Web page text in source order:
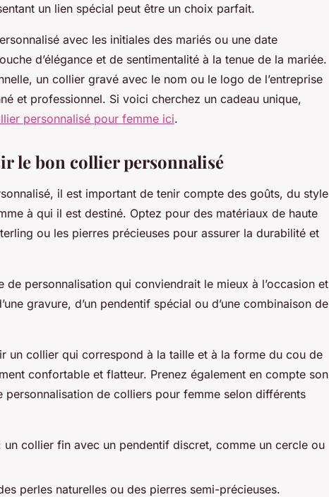
un lien spécial peut être un choix parfait.
avec les initiales des mariés ou une date
d’élégance et de sentimentalité à la tenue de la mariée.
un collier gravé avec le nom ou le logo de l’entreprise
et professionnel. Si voici cherchez un cadeau unique,
personnalisé pour femme ici.
le bon collier personnalisé
il est important de tenir compte des goûts, du style
à qui il est destiné. Optez pour des matériaux de haute
ou les pierres précieuses pour assurer la durabilité et
de personnalisation qui conviendrait le mieux à l’occasion et
gravure, d’un pendentif spécial ou d’une combinaison de
un collier qui correspond à la taille et à la forme du cou de
confortable et flatteur. Prenez également en compte son
personnalisation de colliers pour femme selon différents
un collier fin avec un pendentif discret, comme un cercle ou
perles naturelles ou des pierres semi-précieuses.